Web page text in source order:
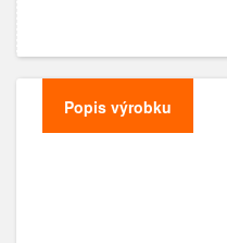
Popis výrobku